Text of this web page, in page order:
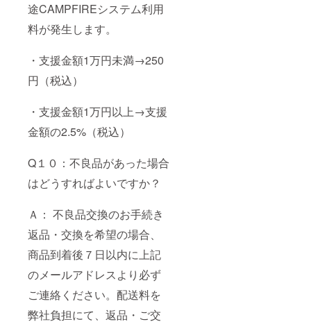
途CAMPFIREシステム利用
料が発生します。
・支援金額1万円未満→250
円（税込）
・支援金額1万円以上→支援
金額の2.5%（税込）
Q１０：不良品があった場合
はどうすればよいですか？
Ａ： 不良品交換のお手続き
返品・交換を希望の場合、
商品到着後７日以内に上記
のメールアドレスより必ず
ご連絡ください。配送料を
弊社負担にて、返品・ご交